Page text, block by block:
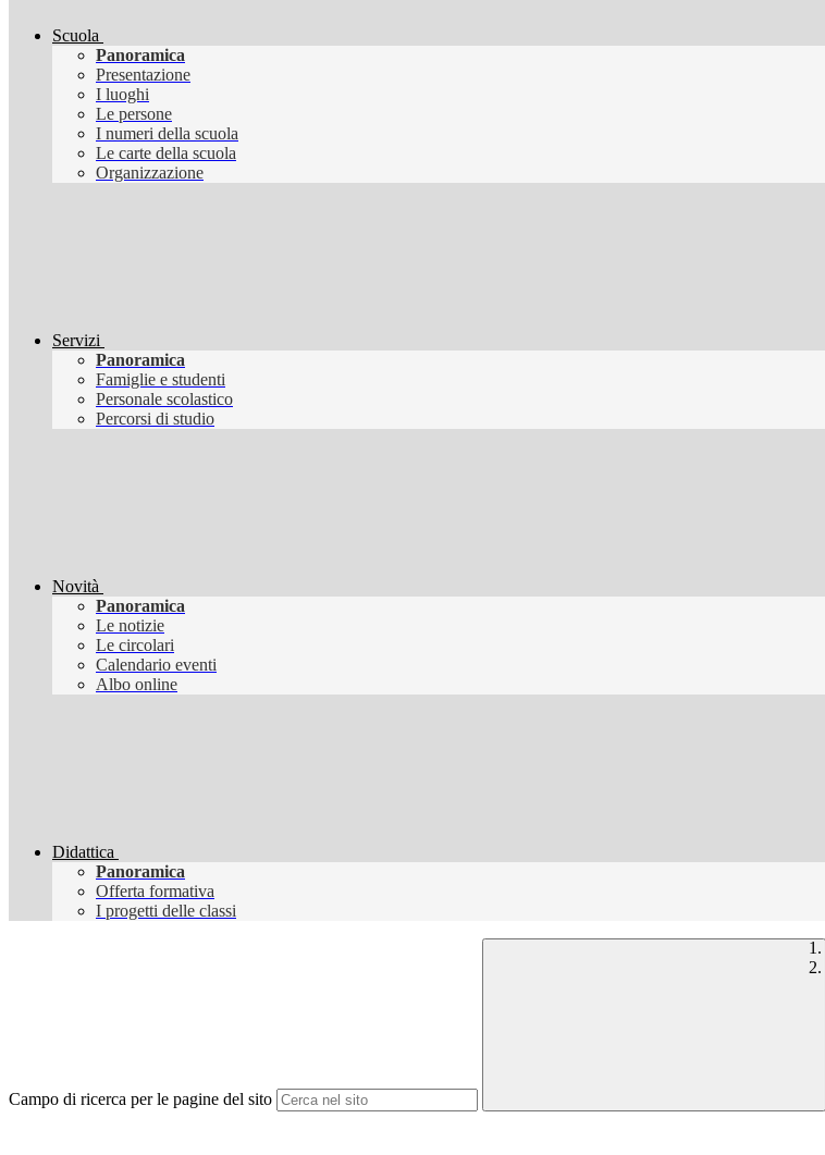
Scuola
Panoramica
Presentazione
I luoghi
Le persone
I numeri della scuola
Le carte della scuola
Organizzazione
Servizi
Panoramica
Famiglie e studenti
Personale scolastico
Percorsi di studio
Novità
Panoramica
Le notizie
Le circolari
Calendario eventi
Albo online
Didattica
Panoramica
Offerta formativa
I progetti delle classi
Campo di ricerca per le pagine del sito